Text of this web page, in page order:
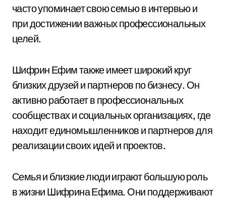
часто упоминает свою семью в интервью и
при достижении важных профессиональных
целей.
Шифрин Ефим также имеет широкий круг
близких друзей и партнеров по бизнесу. Он
активно работает в профессиональных
сообществах и социальных организациях, где
находит единомышленников и партнеров для
реализации своих идей и проектов.
Семья и близкие люди играют большую роль
в жизни Шифрина Ефима. Они поддерживают